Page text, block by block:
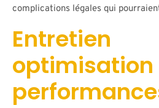
complications légales qui